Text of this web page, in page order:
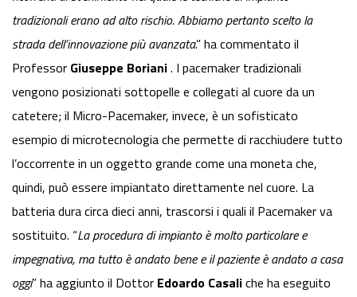
tradizionali erano ad alto rischio. Abbiamo pertanto scelto la
strada dell’innovazione più avanzata.” ha commentato il
Professor Giuseppe Boriani. I pacemaker tradizionali
vengono posizionati sottopelle e collegati al cuore da un
catetere; il Micro-Pacemaker, invece, è un sofisticato
esempio di microtecnologia che permette di racchiudere tutto
l’occorrente in un oggetto grande come una moneta che,
quindi, può essere impiantato direttamente nel cuore. La
batteria dura circa dieci anni, trascorsi i quali il Pacemaker va
sostituito. “La procedura di impianto è molto particolare e
impegnativa, ma tutto è andato bene e il paziente è andato a casa
oggi” ha aggiunto il Dottor Edoardo Casaliche ha eseguito